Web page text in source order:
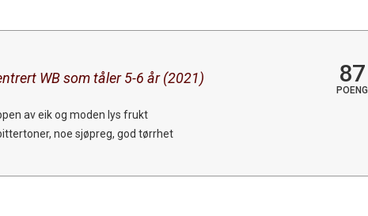
WB som tåler 5-6 år (2021) 87
POENG
av eik og moden lys frukt
noe sjøpreg, god tørrhet